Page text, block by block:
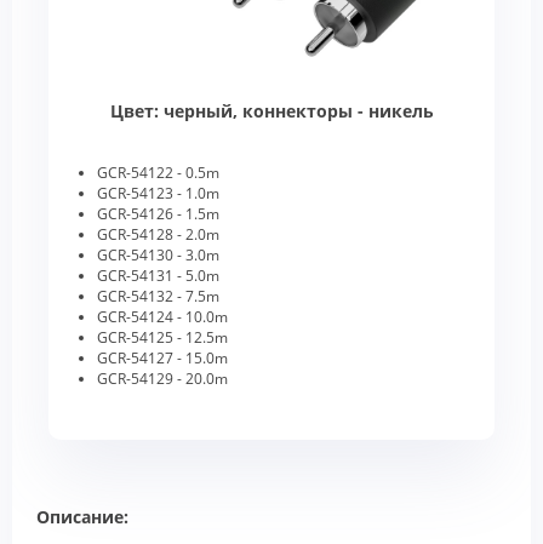
Цвет: черный, коннекторы - никель
GCR-54122 - 0.5m
GCR-54123 - 1.0m
GCR-54126 - 1.5m
GCR-54128 - 2.0m
GCR-54130 - 3.0m
GCR-54131 - 5.0m
GCR-54132 - 7.5m
GCR-54124 - 10.0m
GCR-54125 - 12.5m
GCR-54127 - 15.0m
GCR-54129 - 20.0m
Описание: